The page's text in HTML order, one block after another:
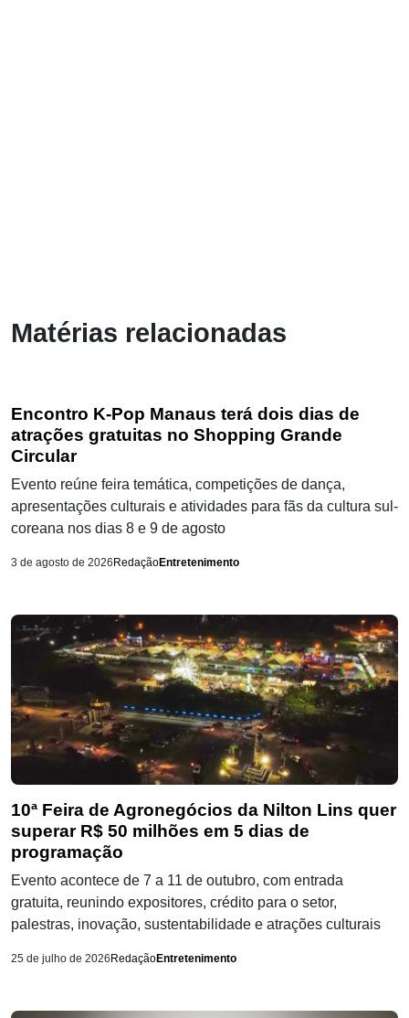
Matérias relacionadas
Encontro K-Pop Manaus terá dois dias de
atrações gratuitas no Shopping Grande
Circular
Evento reúne feira temática, competições de dança,
apresentações culturais e atividades para fãs da cultura sul-
coreana nos dias 8 e 9 de agosto
3 de agosto de 2026 RedaçãoEntretenimento
10ª Feira de Agronegócios da Nilton Lins quer
superar R$ 50 milhões em 5 dias de
programação
Evento acontece de 7 a 11 de outubro, com entrada
gratuita, reunindo expositores, crédito para o setor,
palestras, inovação, sustentabilidade e atrações culturais
25 de julho de 2026 RedaçãoEntretenimento